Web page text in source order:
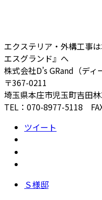
エクステリア・外構工事
エスグランド』へ
株式会社D’s GRand（ディ
〒367-0211
埼玉県本庄市児玉町吉田
TEL：070-8977-5118
ツイート
Ｓ様邸